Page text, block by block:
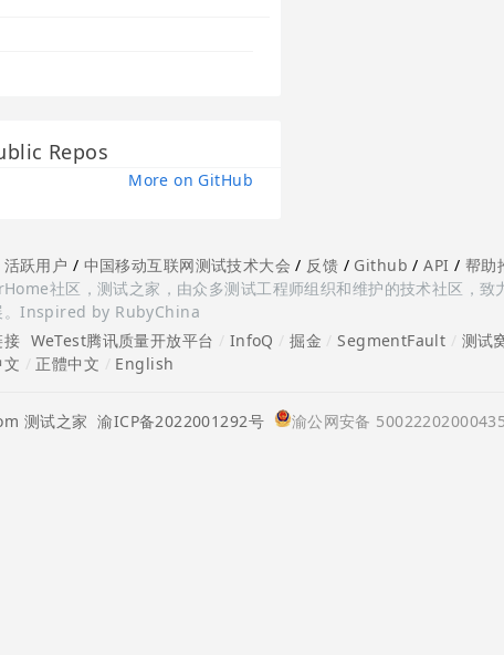
Repos
More on GitHub
活跃用户 / 中国移动互联网测试技术大会 / 反馈 / Github /API / 帮助
社区，测试之家，由众多测试工程师组织和维护的技术社区，致
。Inspired by RubyChina
接 WeTest腾讯质量开放平台 InfoQ /掘金 /SegmentFault 测试
正體中文 English
测试之家 渝ICP备2022001292号 渝公网安备